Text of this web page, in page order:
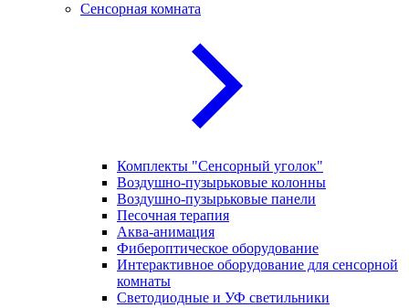
Сенсорная комната
Комплекты "Сенсорный уголок"
Воздушно-пузырьковые колонны
Воздушно-пузырьковые панели
Песочная терапия
Аква-анимация
Фибероптическое оборудование
Интерактивное оборудование для сенсорной
комнаты
Светодиодные и УФ светильники